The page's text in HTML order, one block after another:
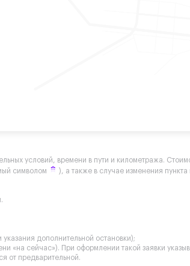
условий, времени в пути и километража.
символом
), а также в случае изменения
дополнительной остановки);
сейчас»). При оформлении такой заявки
от предварительной.